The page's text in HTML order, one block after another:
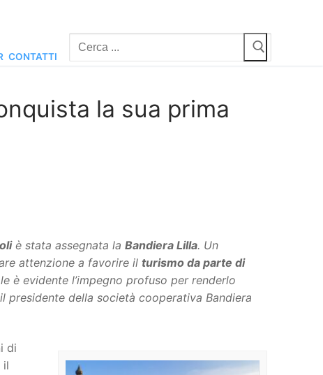
CONTATTI
Cerca:
la sua prima
è stata assegnata la Bandiera Lilla. Un
attenzione a favorire il turismo da parte di
è evidente l’impegno profuso per renderlo
della società cooperativa Bandiera
di
il